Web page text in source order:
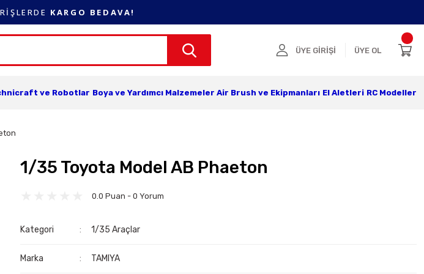
KARGO BEDAVA!
ÜYE GİRİŞİ ÜYE OL
ve Robotlar Boya ve Yardımcı Malzemeler Air Brush ve Ekipmanları El Aletleri RC Modeller
1/35 Toyota Model AB Phaeton
0.0 Puan - 0 Yorum
Kategori 1/35 Araçlar
Marka TAMIYA